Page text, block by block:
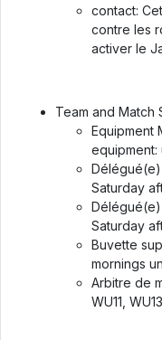
contact:
contre les
activer le
Team and Match
Equipment
equipment:
Délégué(e)
Saturday
Délégué(e)
Saturday
Buvette
mornings
Arbitre de
WU11,